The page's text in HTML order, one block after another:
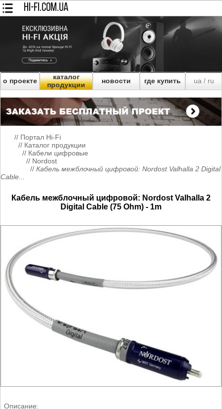
HI-FI.COM.UA
о проекте
каталог
продукции
новости где купить ua/ ru
// Портал Hi-Fi
// Каталог продукции
// Кабели цифровые
// Nordost
// Кабель межблочный цифровой: Nordost Valhalla 2 Digital
Cable...
Кабель межблочный цифровой: Nordost Valhalla 2
Digital Cable (75 Ohm) - 1m
Описание: